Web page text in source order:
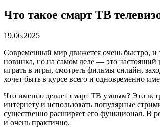
Что такое смарт ТВ
19.06.2025
Современный мир движется очень быстро, и
новинка, но на самом деле — это
играть в игры, смотреть фильмы онлайн,
хочет быть в курсе всего и одновременно
Что именно делает смарт ТВ умным? Это
интернету и использовать популярные
существенно расширяет его функционал. В
и очень практично.